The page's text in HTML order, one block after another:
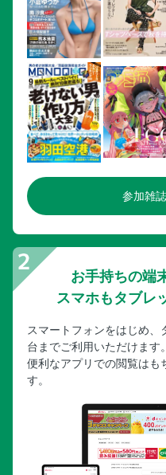
い？
Q13 足先が冷える人は靴
るべき？
Q14 夏は冷房、冬は暖房
Q15 睡眠時の姿勢は「大
ト？
Q16 翌朝が早いときは睡
がよい？
Q17 トイレが近くなるの
い？
Q18 通勤電車の中でうと
第4章 快眠のための環境
快適な寝室をつくろう！
食生活を見直そう！
3つのアミノ酸が豊富な食
「みそ汁」を飲もう！
Column 無呼吸症候群の症
特別付録 1週間睡眠ノー
参加雑
お手持ちの端
スマホもタブレ
スマートフォンをはじめ
台までご利用いただけます。
便利なアプリでの閲覧はも
す。